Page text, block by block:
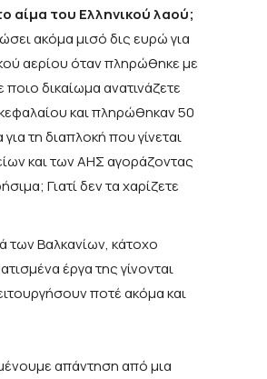
αίμα του Ελληνικού λαού;
ακόμα μισό δις ευρώ για
αερίου όταν πληρώθηκε με
δικαίωμα ανατινάζετε
και πληρώθηκαν 50
τη διαπλοκή που γίνεται
και των ΑΗΣ αγοράζοντας
Γιατί δεν τα χαρίζετε
των Βαλκανίων, κάτοχο
έργα της γίνονται
ποτέ ακόμα και
απάντηση από μια